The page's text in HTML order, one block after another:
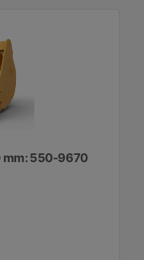
mm: 550-9670